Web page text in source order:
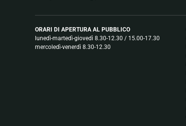
ORARI DI APERTURA AL PUBBLICO
lunedì-martedì-giovedì 8.30-12.30 / 15.00-17.30
mercoledì-venerdì 8.30-12.30